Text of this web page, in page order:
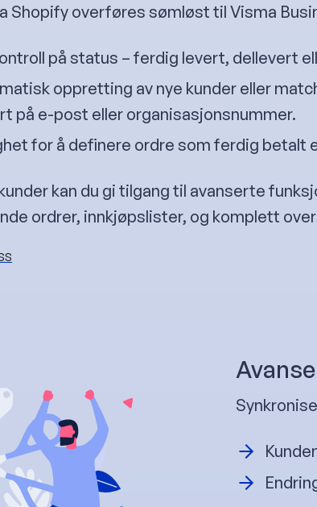
Shopify overføres sømløst til Visma
på status – ferdig levert, dellevert
oppretting av nye kunder eller
på e-post eller organisasjonsnummer.
for å definere ordre som ferdig betalt
kan du gi tilgang til avanserte
ordrer, innkjøpslister, og komplett